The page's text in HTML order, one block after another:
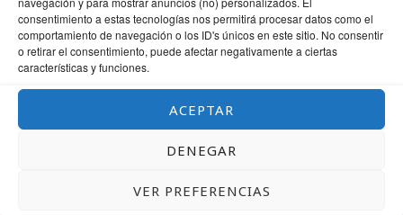
consentimiento a estas tecnologías nos permitirá procesar datos como el
comportamiento de navegación o los ID's únicos en este sitio. No consentir
o retirar el consentimiento, puede afectar negativamente a ciertas
características y funciones.
ACEPTAR
DENEGAR
VER PREFERENCIAS